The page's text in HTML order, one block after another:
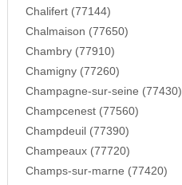
Chalifert (77144)
Chalmaison (77650)
Chambry (77910)
Chamigny (77260)
Champagne-sur-seine (77430)
Champcenest (77560)
Champdeuil (77390)
Champeaux (77720)
Champs-sur-marne (77420)